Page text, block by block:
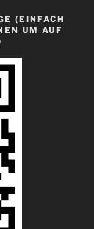
(EINFACH
UM AUF